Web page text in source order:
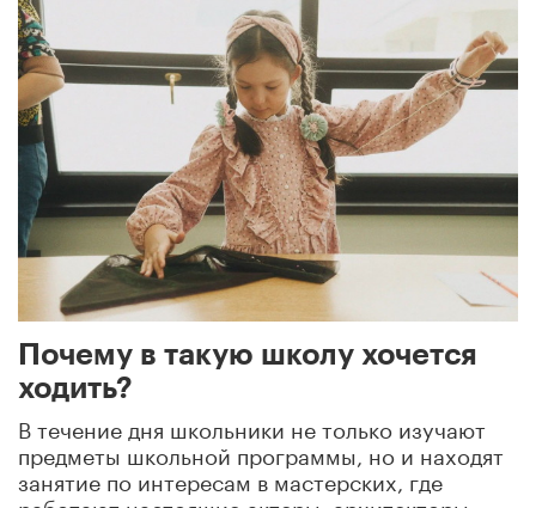
Почему в такую школу хочется
ходить?
В течение дня школьники не только изучают
предметы школьной программы, но и находят
занятие по интересам в мастерских, где